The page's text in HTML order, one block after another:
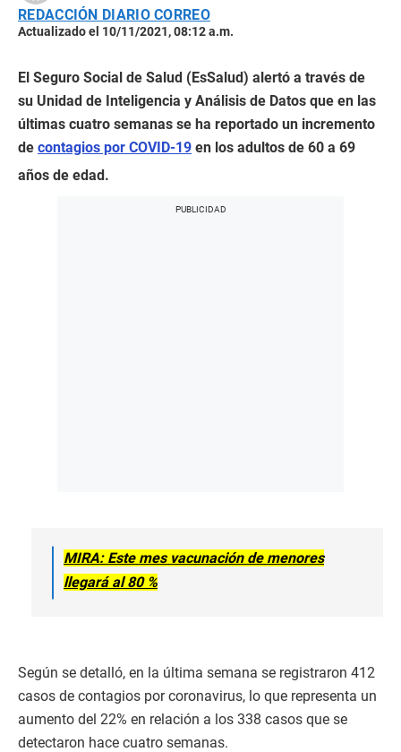
REDACCIÓN DIARIO CORREO
Actualizado el 10/11/2021, 08:12 a.m.
El Seguro Social de Salud (EsSalud) alertó a través de
su Unidad de Inteligencia y Análisis de Datos que en las
últimas cuatro semanas se ha reportado un incremento
de contagios por COVID-19 en los adultos de 60 a 69
años de edad.
MIRA: Este mes vacunación de menores
llegará al 80 %
Según se detalló, en la última semana se registraron 412
casos de contagios por coronavirus, lo que representa un
aumento del 22% en relación a los 338 casos que se
detectaron hace cuatro semanas.